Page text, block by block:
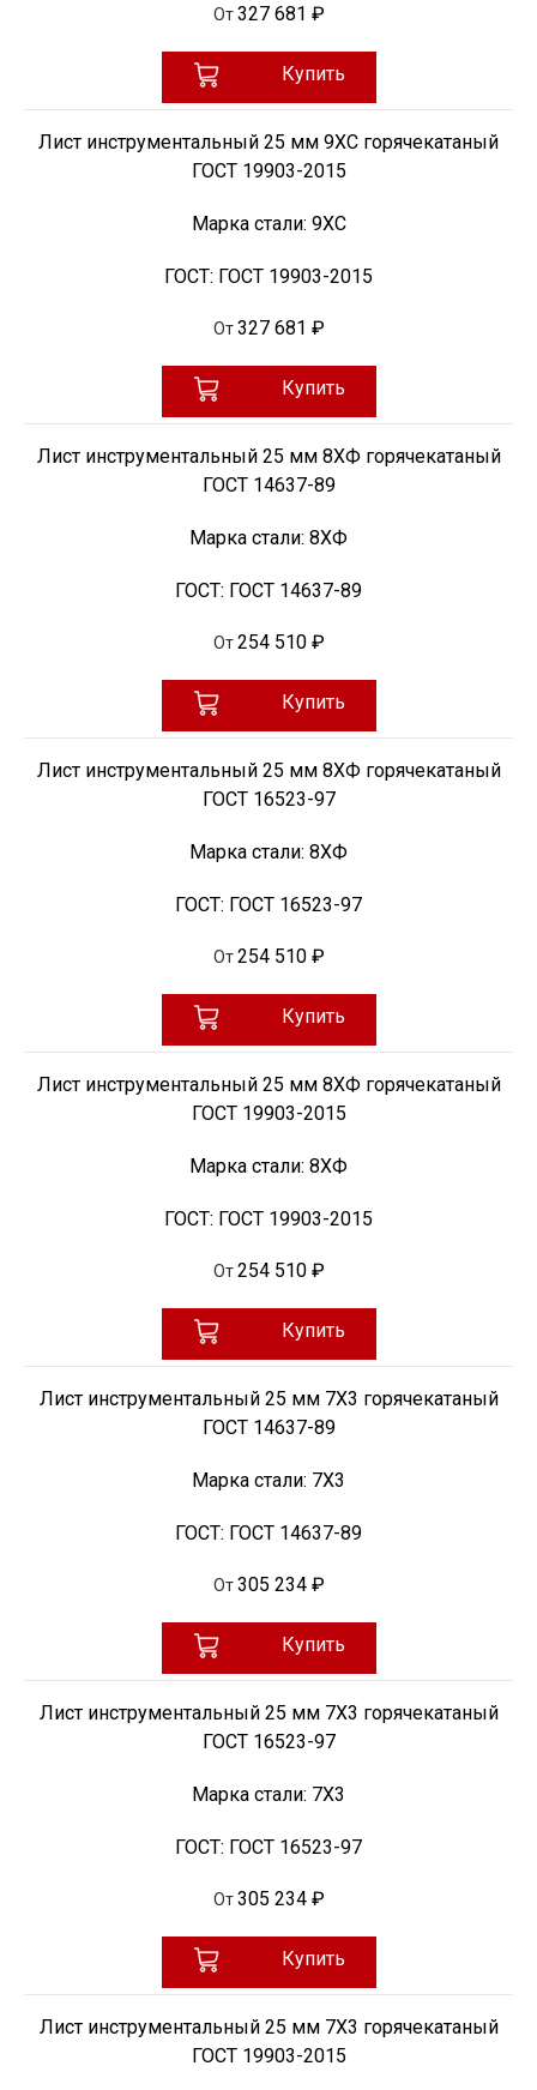
От 327 681 ₽
Купить
Лист инструментальный 25 мм 9ХС горячекатаный
ГОСТ 19903-2015
Марка стали: 9ХС
ГОСТ: ГОСТ 19903-2015
От 327 681 ₽
Купить
Лист инструментальный 25 мм 8ХФ горячекатаный
ГОСТ 14637-89
Марка стали: 8ХФ
ГОСТ: ГОСТ 14637-89
От 254 510 ₽
Купить
Лист инструментальный 25 мм 8ХФ горячекатаный
ГОСТ 16523-97
Марка стали: 8ХФ
ГОСТ: ГОСТ 16523-97
От 254 510 ₽
Купить
Лист инструментальный 25 мм 8ХФ горячекатаный
ГОСТ 19903-2015
Марка стали: 8ХФ
ГОСТ: ГОСТ 19903-2015
От 254 510 ₽
Купить
Лист инструментальный 25 мм 7Х3 горячекатаный
ГОСТ 14637-89
Марка стали: 7Х3
ГОСТ: ГОСТ 14637-89
От 305 234 ₽
Купить
Лист инструментальный 25 мм 7Х3 горячекатаный
ГОСТ 16523-97
Марка стали: 7Х3
ГОСТ: ГОСТ 16523-97
От 305 234 ₽
Купить
Лист инструментальный 25 мм 7Х3 горячекатаный
ГОСТ 19903-2015